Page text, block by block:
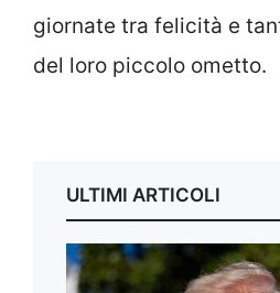
giornate tra felicità e
del loro piccolo ometto.
ULTIMI ARTICOLI